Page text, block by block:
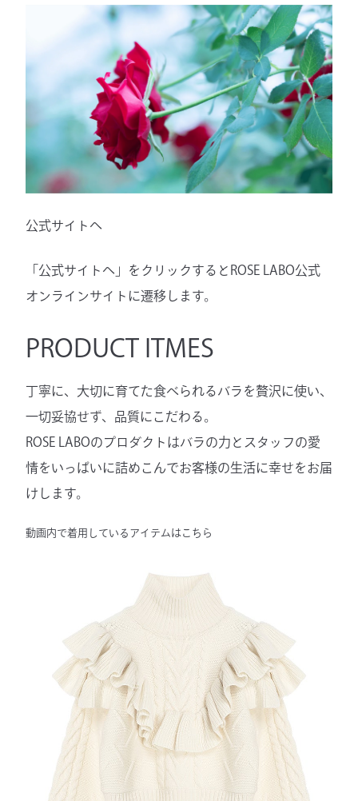
公式サイトへ
「公式サイトへ」をクリックするとROSE LABO公式
オンラインサイトに遷移します。
PRODUCT ITMES
丁寧に、大切に育てた食べられるバラを贅沢に使い、
一切妥協せず、品質にこだわる。
ROSE LABOのプロダクトはバラの力とスタッフの愛
情をいっぱいに詰めこんでお客様の生活に幸せをお届
けします。
動画内で着用しているアイテムはこちら